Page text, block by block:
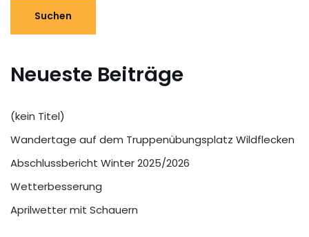
Suchen
Neueste Beiträge
(kein Titel)
Wandertage auf dem Truppenübungsplatz Wildflecken
Abschlussbericht Winter 2025/2026
Wetterbesserung
Aprilwetter mit Schauern